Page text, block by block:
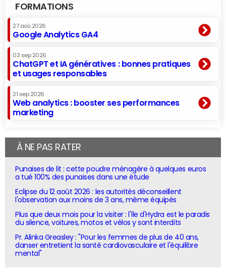
FORMATIONS
27 aoû 2026
Google Analytics GA4
03 sep 2026
ChatGPT et IA génératives : bonnes pratiques
et usages responsables
21 sep 2026
Web analytics : booster ses performances
marketing
À NE PAS RATER
Punaises de lit : cette poudre ménagère à quelques euros
a tué 100% des punaises dans une étude
Eclipse du 12 août 2026 : les autorités déconseillent
l'observation aux moins de 3 ans, même équipés
Plus que deux mois pour la visiter : l'île d'Hydra est le paradis
du silence, voitures, motos et vélos y sont interdits
Pr. Alinka Greasley : "Pour les femmes de plus de 40 ans,
danser entretient la santé cardiovasculaire et l'équilibre
mental"